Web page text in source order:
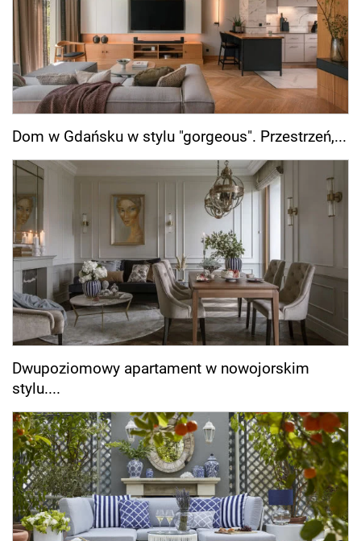
Dom w Gdańsku w stylu "gorgeous". Przestrzeń,...
Dwupoziomowy apartament w nowojorskim
stylu....